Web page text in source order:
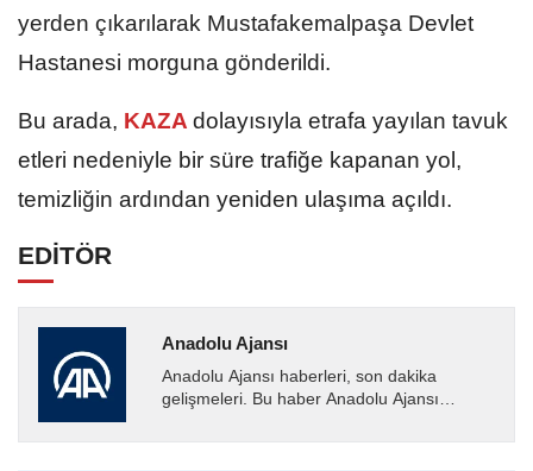
yerden çıkarılarak Mustafakemalpaşa Devlet
Hastanesi morguna gönderildi.
Bu arada, KAZA dolayısıyla etrafa yayılan tavuk
etleri nedeniyle bir süre trafiğe kapanan yol,
temizliğin ardından yeniden ulaşıma açıldı.
EDİTÖR
Anadolu Ajansı
Anadolu Ajansı haberleri, son dakika
gelişmeleri. Bu haber Anadolu Ajansı
tarafından geçilen tüm...